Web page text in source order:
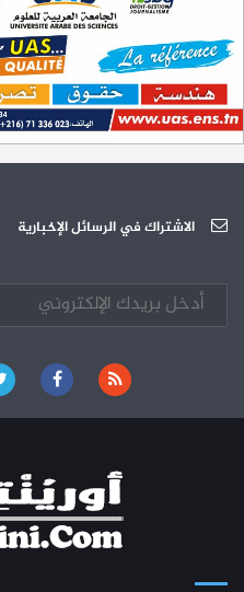
31-12
étudiant(e)s
12-05 200 منحة لطلبة الطب التونسيين في جامعة هارفارد ‏الأمريكية‏
26-10 الجامعة العربية للعلوم تونس (U.A.S) : عرض لآخر إصدارات دار اليمامة
03-10 الجامعة العربية للعلوم : دورة
كل
الاشتراك في الرسائل الإخبارية